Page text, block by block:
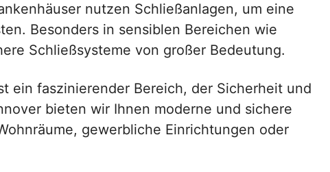
nutzen Schließanlagen, um eine
Besonders in sensiblen Bereichen wie
Schließsysteme von großer Bedeutung.
ein faszinierender Bereich, der Sicherheit und
bieten wir Ihnen moderne und sichere
gewerbliche Einrichtungen oder